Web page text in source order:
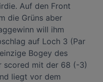
Auf den Front
die Grüns aber
will ihm
auf Loch 3 (Par
Bogey des
scored mit der 68 (-3)
liegt vor dem